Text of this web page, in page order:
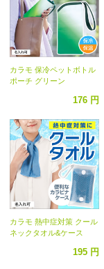
カラモ 保冷ペットボトル
ポーチ グリーン
176 円
カラモ 熱中症対策 クール
ネックタオル&ケース
195 円